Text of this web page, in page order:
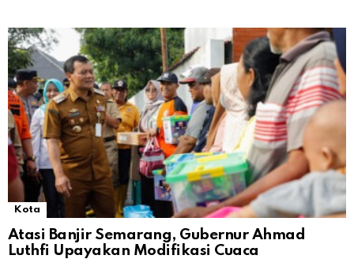
Kota
Atasi Banjir Semarang, Gubernur Ahmad
Luthfi Upayakan Modifikasi Cuaca